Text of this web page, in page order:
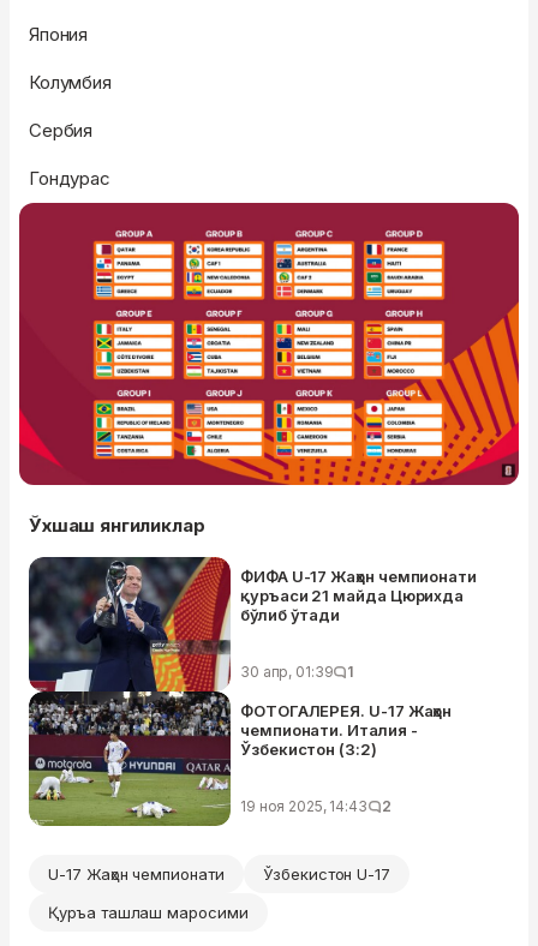
Япония
Колумбия
Сербия
Гондурас
Ўхшаш янгиликлар
ФИФА U-17 Жаҳон чемпионати
қуръаси 21 майда Цюрихда
бўлиб ўтади
30 апр, 01:39 1
ФОТОГАЛЕРЕЯ. U-17 Жаҳон
чемпионати. Италия -
Ўзбекистон (3:2)
19 ноя 2025, 14:43 2
U-17 Жаҳон чемпионати
Ўзбекистон U-17
Қуръа ташлаш маросими